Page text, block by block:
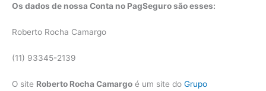
Os dados de nossa Conta no PagSeguro são esses:
Roberto Rocha Camargo
(11) 93345-2139
O site Roberto Rocha Camargo é um site do Grupo